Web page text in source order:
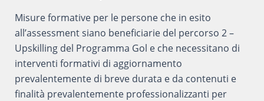
Misure formative per le persone che in esito
all’assessment siano beneficiarie del percorso 2 –
Upskilling del Programma Gol e che necessitano di
interventi formativi di aggiornamento
prevalentemente di breve durata e da contenuti e
finalità prevalentemente professionalizzanti per